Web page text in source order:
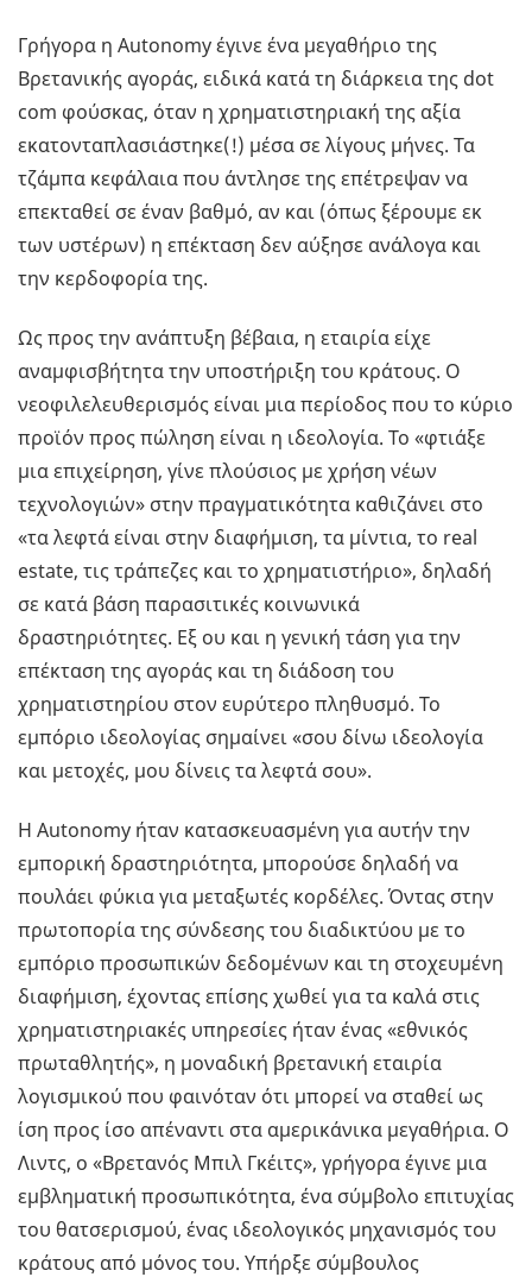
Γρήγορα η Autonomy έγινε ένα μεγαθήριο της
Βρετανικής αγοράς, ειδικά κατά τη διάρκεια της dot
com φούσκας, όταν η χρηματιστηριακή της αξία
εκατονταπλασιάστηκε(!) μέσα σε λίγους μήνες. Τα
τζάμπα κεφάλαια που άντλησε της επέτρεψαν να
επεκταθεί σε έναν βαθμό, αν και (όπως ξέρουμε εκ
των υστέρων) η επέκταση δεν αύξησε ανάλογα και
την κερδοφορία της.
Ως προς την ανάπτυξη βέβαια, η εταιρία είχε
αναμφισβήτητα την υποστήριξη του κράτους. Ο
νεοφιλελευθερισμός είναι μια περίοδος που το κύριο
προϊόν προς πώληση είναι η ιδεολογία. Το «φτιάξε
μια επιχείρηση, γίνε πλούσιος με χρήση νέων
τεχνολογιών» στην πραγματικότητα καθιζάνει στο
«τα λεφτά είναι στην διαφήμιση, τα μίντια, το real
estate, τις τράπεζες και το χρηματιστήριο», δηλαδή
σε κατά βάση παρασιτικές κοινωνικά
δραστηριότητες. Εξ ου και η γενική τάση για την
επέκταση της αγοράς και τη διάδοση του
χρηματιστηρίου στον ευρύτερο πληθυσμό. Το
εμπόριο ιδεολογίας σημαίνει «σου δίνω ιδεολογία
και μετοχές, μου δίνεις τα λεφτά σου».
Η Autonomy ήταν κατασκευασμένη για αυτήν την
εμπορική δραστηριότητα, μπορούσε δηλαδή να
πουλάει φύκια για μεταξωτές κορδέλες. Όντας στην
πρωτοπορία της σύνδεσης του διαδικτύου με το
εμπόριο προσωπικών δεδομένων και τη στοχευμένη
διαφήμιση, έχοντας επίσης χωθεί για τα καλά στις
χρηματιστηριακές υπηρεσίες ήταν ένας «εθνικός
πρωταθλητής», η μοναδική βρετανική εταιρία
λογισμικού που φαινόταν ότι μπορεί να σταθεί ως
ίση προς ίσο απέναντι στα αμερικάνικα μεγαθήρια. Ο
Λιντς, ο «Βρετανός Μπιλ Γκέιτς», γρήγορα έγινε μια
εμβληματική προσωπικότητα, ένα σύμβολο επιτυχίας
του θατσερισμού, ένας ιδεολογικός μηχανισμός του
κράτους από μόνος του. Υπήρξε σύμβουλος